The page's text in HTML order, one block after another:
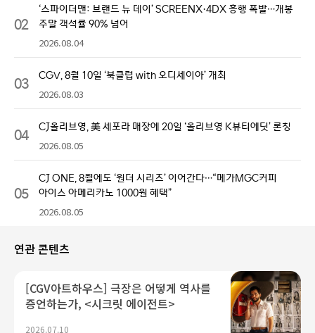
02
‘스파이더맨: 브랜드 뉴 데이’ SCREENX·4DX 흥행 폭발…개봉
주말 객석률 90% 넘어
2026.08.04
03 CGV, 8월 10일 ‘북클럽 with 오디세이아’ 개최
2026.08.03
04 CJ올리브영, 美 세포라 매장에 20일 ‘올리브영 K뷰티에딧’ 론칭
2026.08.05
05
CJ ONE, 8월에도 ‘원더 시리즈’ 이어간다…“메가MGC커피
아이스 아메리카노 1000원 혜택”
2026.08.05
연관 콘텐츠
[CGV아트하우스] 극장은 어떻게 역사를
증언하는가, <시크릿 에이전트>
2026.07.10